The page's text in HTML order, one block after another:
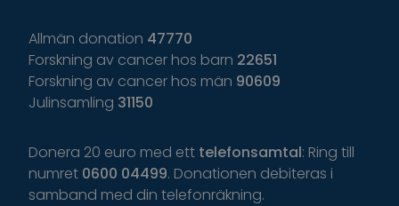
Allmän donation 47770
Forskning av cancer hos barn 22651
Forskning av cancer hos män 90609
Julinsamling 31150
Donera 20 euro med ett telefonsamtal: Ring till
numret 0600 04499. Donationen debiteras i
samband med din telefonräkning.